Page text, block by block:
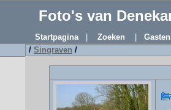
Foto's van
Startpagina| Zoeken
/ Singraven /